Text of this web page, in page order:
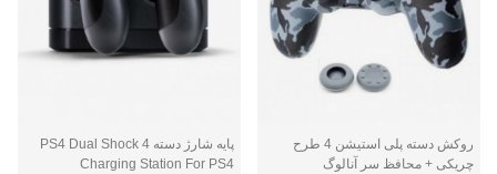
روکش دسته پلی استیشن 4 طرح
چریکی + محافظ سر آنالوگ
پايه شارژ دسته PS4 Dual Shock 4
Charging Station For PS4